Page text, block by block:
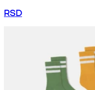
RSD